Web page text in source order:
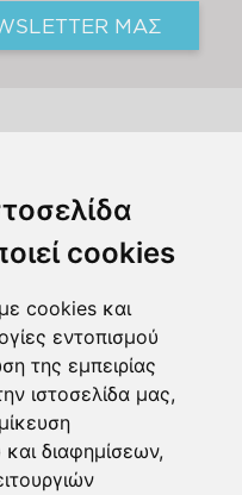
cookies
cookies και
εντοπισμού
της εμπειρίας
ιστοσελίδα μας,
διαφημίσεων,
ΜΑΣ